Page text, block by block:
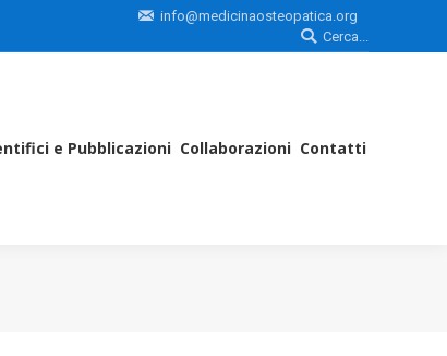
info@medicinaosteopatica.org
Search:Cerca...
e Pubblicazioni Collaborazioni Contatti
Studi scientifici e Pubblicazioni Collaborazioni
Contatti